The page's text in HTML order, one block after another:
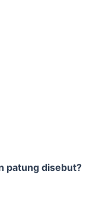
patung disebut?